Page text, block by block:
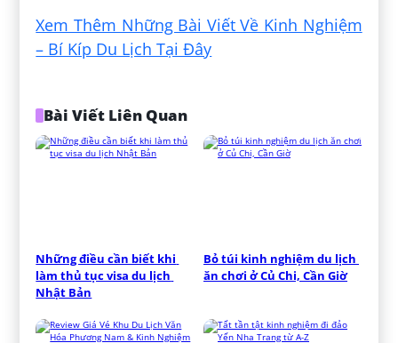
Xem Thêm Những Bài Viết Về Kinh Nghiệm
– Bí Kíp Du Lịch Tại Đây
Bài Viết Liên Quan
Những điều cần biết khi
làm thủ tục visa du lịch
Nhật Bản
Bỏ túi kinh nghiệm du lịch
ăn chơi ở Củ Chi, Cần Giờ